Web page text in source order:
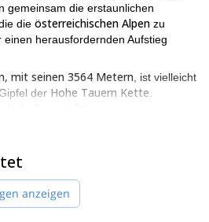
gemeinsam die erstaunlichen
die österreichischen Alpen zu
herausfordernden Aufstieg
mit seinen 3564 Metern , ist vielleicht
der Hohe Tauern Kette
Wiesbachhorn praktisch die gleichen
Aufstieg erweist sich als begrenzter.
den Gipfel erreichen, werden Sie
anzeigen